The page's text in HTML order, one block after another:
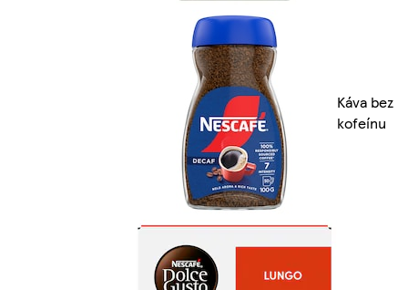
Káva bez
kofeínu